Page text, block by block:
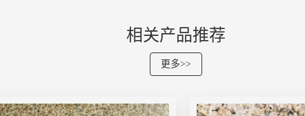
相关产品推荐
更多>>